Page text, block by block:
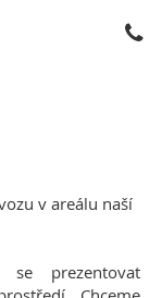
v areálu naší
prezentovat